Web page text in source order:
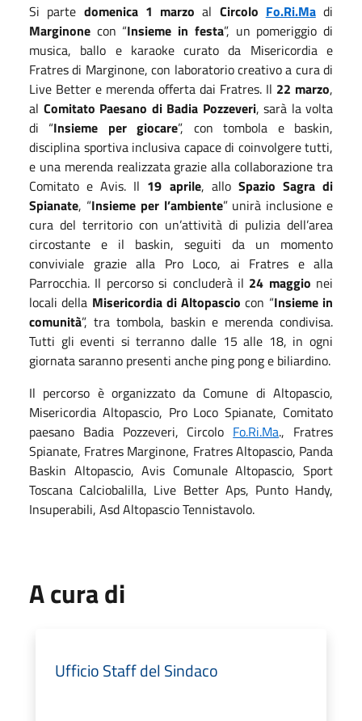
Si parte domenica 1 marzo al Circolo Fo.Ri.Ma di
Marginone con “Insieme in festa”, un pomeriggio di
musica, ballo e karaoke curato da Misericordia e
Fratres di Marginone, con laboratorio creativo a cura di
Live Better e merenda offerta dai Fratres. Il 22 marzo,
al Comitato Paesano di Badia Pozzeveri, sarà la volta
di “Insieme per giocare”, con tombola e baskin,
disciplina sportiva inclusiva capace di coinvolgere tutti,
e una merenda realizzata grazie alla collaborazione tra
Comitato e Avis. Il 19 aprile, allo Spazio Sagra di
Spianate, “Insieme per l’ambiente” unirà inclusione e
cura del territorio con un’attività di pulizia dell’area
circostante e il baskin, seguiti da un momento
conviviale grazie alla Pro Loco, ai Fratres e alla
Parrocchia. Il percorso si concluderà il 24 maggio nei
locali della Misericordia di Altopascio con “Insieme in
comunità”, tra tombola, baskin e merenda condivisa.
Tutti gli eventi si terranno dalle 15 alle 18, in ogni
giornata saranno presenti anche ping pong e biliardino.
Il percorso è organizzato da Comune di Altopascio,
Misericordia Altopascio, Pro Loco Spianate, Comitato
paesano Badia Pozzeveri, Circolo Fo.Ri.Ma., Fratres
Spianate, Fratres Marginone, Fratres Altopascio, Panda
Baskin Altopascio, Avis Comunale Altopascio, Sport
Toscana Calciobalilla, Live Better Aps, Punto Handy,
Insuperabili, Asd Altopascio Tennistavolo.
A cura di
Ufficio Staff del Sindaco